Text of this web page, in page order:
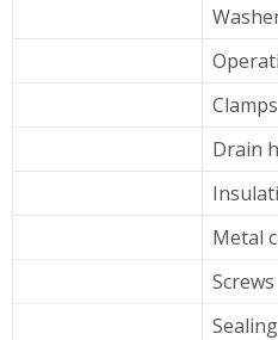
Clamps
Drain
Metal
Screws